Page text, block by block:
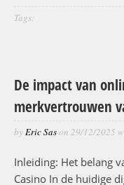
Tags:
De impact van
merkvertrouwen
byEric Sason 29/12/2025
Inleiding: Het belang
Casino In de huidige